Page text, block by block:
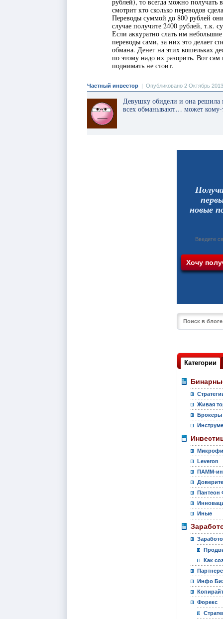
рублей), то всегда можно получать
смотрит кто сколько переводов
Переводы суммой до 800 рублей
случае получите 2400 рублей, т.к.
Если аккуратно слать им
переводы сами, за них это делает
обмана. Денег на этих кошельках
по этому надо их разорить. Вот
поднимать не стоит.
Частный инвестор Опубликовано 2 Октябрь
Девушку обидели и она
всех обманывают… может кому-
новые
Категории
Живая
Брокеры
Leveron
ПАММ-
Пантеон
Иные
Как
Инфо
Форекс